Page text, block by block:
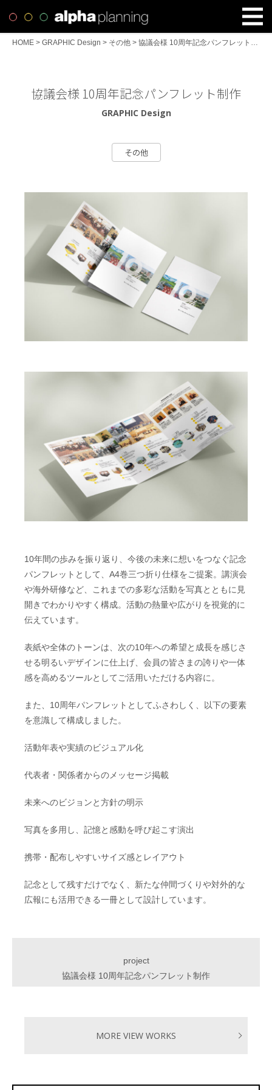
HOME > GRAPHIC Design > その他 > 協議会様 10周年記念パンフレット制作
協議会様 10周年記念パンフレット制作
GRAPHIC Design
その他
10年間の歩みを振り返り、今後の未来に想いをつなぐ記念
パンフレットとして、A4巻三つ折り仕様をご提案。講演会
や海外研修など、これまでの多彩な活動を写真とともに見
開きでわかりやすく構成。活動の熱量や広がりを視覚的に
伝えています。
表紙や全体のトーンは、次の10年への希望と成長を感じさ
せる明るいデザインに仕上げ、会員の皆さまの誇りや一体
感を高めるツールとしてご活用いただける内容に。
また、10周年パンフレットとしてふさわしく、以下の要素
を意識して構成しました。
活動年表や実績のビジュアル化
代表者・関係者からのメッセージ掲載
未来へのビジョンと方針の明示
写真を多用し、記憶と感動を呼び起こす演出
携帯・配布しやすいサイズ感とレイアウト
記念として残すだけでなく、新たな仲間づくりや対外的な
広報にも活用できる一冊として設計しています。
project
協議会様 10周年記念パンフレット制作
MORE VIEW WORKS